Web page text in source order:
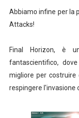
Abbiamo infine per la
Attacks!
Final Horizon, è
fantascientifico,
migliore per
respingere l'invasione